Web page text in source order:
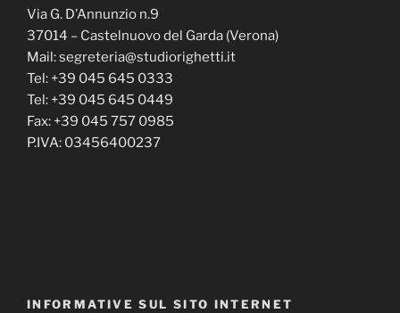
Via G. D’Annunzio n.9
37014 – Castelnuovo del Garda (Verona)
Mail: segreteria@studiorighetti.it
Tel: +39 045 645 0333
Tel: +39 045 645 0449
Fax: +39 045 757 0985
P.IVA: 03456400237
INFORMATIVE SUL SITO INTERNET